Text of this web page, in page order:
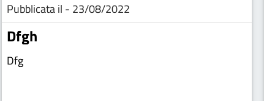
Pubblicata il - 23/08/2022
Dfgh
Dfg